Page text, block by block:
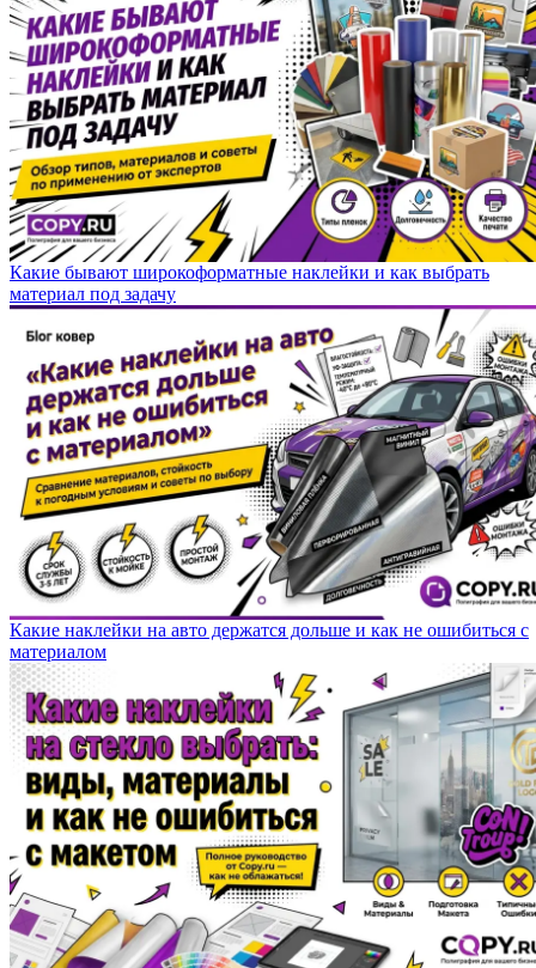
Какие бывают широкоформатные наклейки и как выбрать
материал под задачу
Какие наклейки на авто держатся дольше и как не ошибиться с
материалом